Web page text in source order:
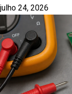
julho 24, 2026